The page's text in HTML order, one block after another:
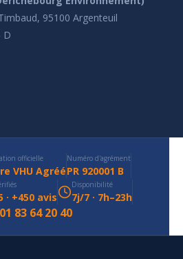
95100 Argenteuil
D
officielle
VHU Agréé
Numéro d'agrément
PR 920001 B
· +450 avis
Disponibilité
7j/7 · 7h–23h
01 83 64 20 40